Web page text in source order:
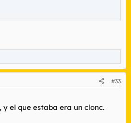
#33
el que estaba era un clonc.